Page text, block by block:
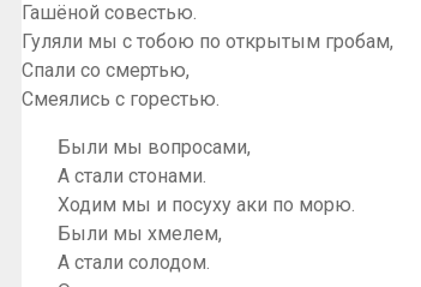
Гашёной совестью.
Гуляли мы с тобою по открытым гробам,
Спали со смертью,
Смеялись с горестью.
Были мы вопросами,
А стали стонами.
Ходим мы и посуху аки по морю.
Были мы хмелем,
А стали солодом.